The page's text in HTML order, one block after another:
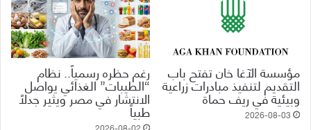
مؤسسة الآغا خان تفتح باب
التقديم لتنفيذ مبادرات زراعية
وبيئية في ريف حماة
2026-08-03
رغم حظره رسمياً.. نظام
“الطيبات” الغذائي يواصل
الانتشار في مصر ويثير جدلاً
طبياً